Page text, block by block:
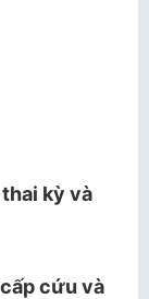
kỳ và
cứu và